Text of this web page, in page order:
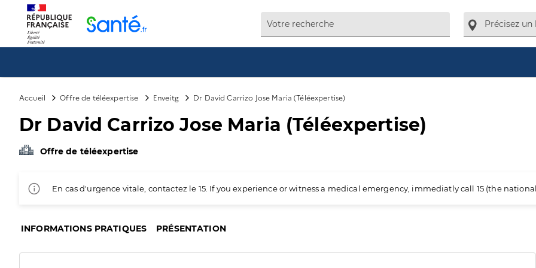
Accueil Offre de téléexpertise Enveitg Dr David Carrizo Jose Maria (Téléexpertise)
Dr David Carrizo Jose Maria (Téléexpertise)
Offre de téléexpertise
En cas d'urgence vitale, contactez le 15. If you experience or witness a medical emergency, immediatly call 15 (the
INFORMATIONS PRATIQUES PRÉSENTATION
Panneau de gestion des cookies